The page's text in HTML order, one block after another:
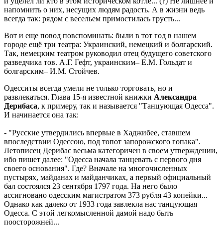
напомнить о них, несущих людям радость. А в жизни ведь
всегда так: рядом с весельем примостилась грусть...
Вот и еще повод повспоминать: были в тот год в нашем
городе ещё три театра: Украинский, немецкий и болгарский.
Так, немецким театром руководил отец будущего советского
разведчика тов. А.Г. Гефт, украинским– Е.М. Гольдат и
болгарским– И.М. Стойчев.
Одесситы всегда умели не только торговать, но и
развлекаться. Глава 15-я известной книжки Александра
Дерибаса, к примеру, так и называется "Танцующая Одесса".
И начинается она так:
- "Русские утвердились впервые в Хаджибее, ставшем
впоследствии Одессою, под топот запорожского гопака".
Летописец Дерибас весьма категоричен в своем утверждении,
ибо пишет далее: "Одесса начала танцевать с первого дня
своего основания". Где? Вначале на многочисленных
пустырях, майданах и майданчиках, а первый официальный
бал состоялся 23 сентября 1797 года. На него было
ассигновано одесским магистратом 373 рубля 43 копейки...
Однако как далеко от 1933 года завлекла нас танцующая
Одесса. С этой легкомысленной дамой надо быть
поосторожней...